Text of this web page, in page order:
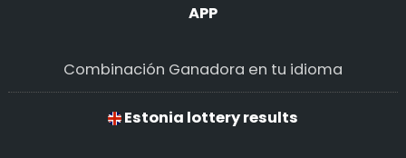
APP
Combinación Ganadora en tu idioma
Estonia lottery results